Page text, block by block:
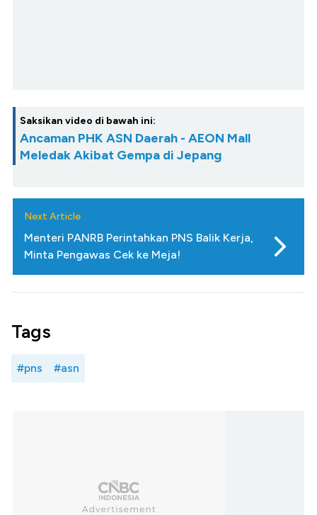
Saksikan video di bawah ini:
Ancaman PHK ASN Daerah - AEON Mall
Meledak Akibat Gempa di Jepang
Next Article
Menteri PANRB Perintahkan PNS Balik Kerja,
Minta Pengawas Cek ke Meja!
Tags
#pns #asn